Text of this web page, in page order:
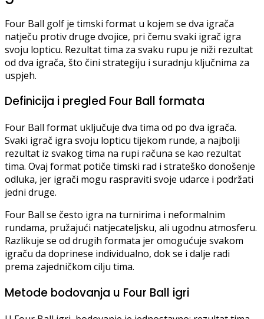
Four Ball golf je timski format u kojem se dva igrača
natječu protiv druge dvojice, pri čemu svaki igrač igra
svoju lopticu. Rezultat tima za svaku rupu je niži rezultat
od dva igrača, što čini strategiju i suradnju ključnima za
uspjeh.
Definicija i pregled Four Ball formata
Four Ball format uključuje dva tima od po dva igrača.
Svaki igrač igra svoju lopticu tijekom runde, a najbolji
rezultat iz svakog tima na rupi računa se kao rezultat
tima. Ovaj format potiče timski rad i strateško donošenje
odluka, jer igrači mogu raspraviti svoje udarce i podržati
jedni druge.
Four Ball se često igra na turnirima i neformalnim
rundama, pružajući natjecateljsku, ali ugodnu atmosferu.
Razlikuje se od drugih formata jer omogućuje svakom
igraču da doprinese individualno, dok se i dalje radi
prema zajedničkom cilju tima.
Metode bodovanja u Four Ball igri